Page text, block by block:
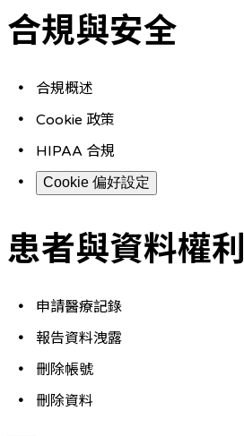
合規與安全
合規概述
Cookie 政策
HIPAA 合規
Cookie 偏好設定
患者與資料權利
申請醫療記錄
報告資料洩露
刪除帳號
刪除資料